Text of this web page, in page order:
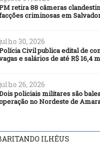
retira 88 câmeras
criminosas em
30, 2026
Civil publica edital de
e salários de até R$ 16,4
26, 2026
policiais militares são
no Nordeste de
ILHÉUS